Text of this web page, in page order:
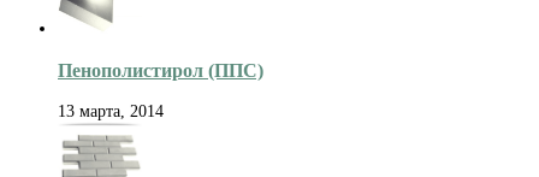
Пенополистирол (ППС)
13 марта, 2014